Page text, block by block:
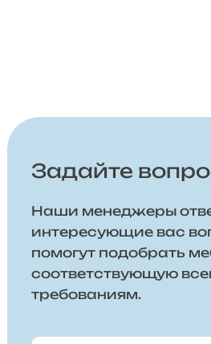
Задайте
Наши менеджеры
интересующие вас
помогут подобрать
соответствующую
требованиям.